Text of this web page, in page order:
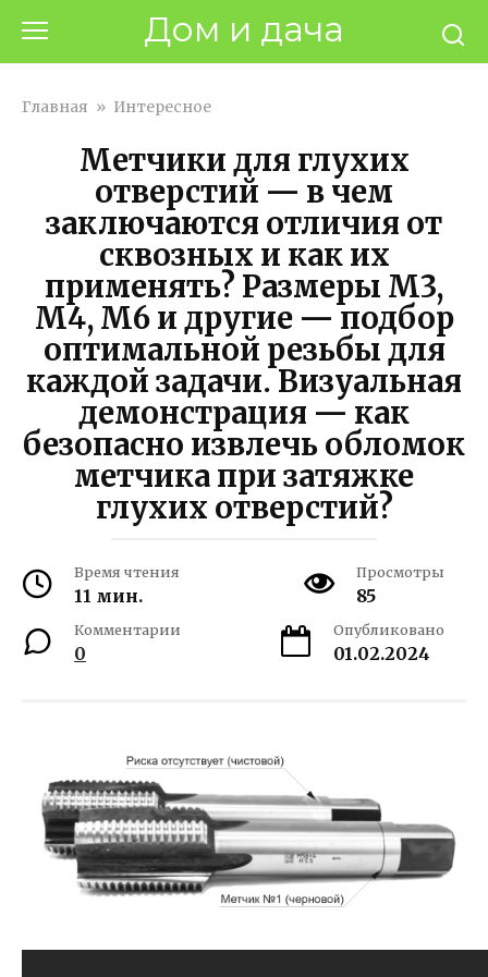
контенту
Дом и дача
Главная » Интересное
Метчики для глухих
отверстий — в чем
заключаются отличия от
сквозных и как их
применять? Размеры М3,
М4, М6 и другие — подбор
оптимальной резьбы для
каждой задачи. Визуальная
демонстрация — как
безопасно извлечь обломок
метчика при затяжке
глухих отверстий?
Время чтения
11 мин.
Просмотры
85
Комментарии
0
Опубликовано
01.02.2024